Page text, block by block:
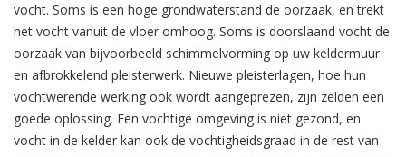
vocht. Soms is een hoge grondwaterstand de oorzaak, en trekt
het vocht vanuit de vloer omhoog. Soms is doorslaand vocht de
oorzaak van bijvoorbeeld schimmelvorming op uw keldermuur
en afbrokkelend pleisterwerk. Nieuwe pleisterlagen, hoe hun
vochtwerende werking ook wordt aangeprezen, zijn zelden een
goede oplossing. Een vochtige omgeving is niet gezond, en
vocht in de kelder kan ook de vochtigheidsgraad in de rest van